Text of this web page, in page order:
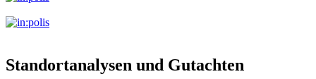
Standortanalysen und Gutachten